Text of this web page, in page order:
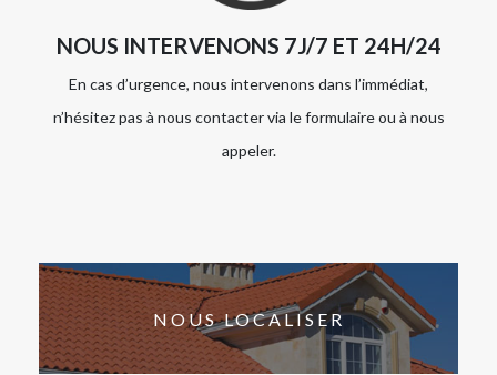
NOUS INTERVENONS 7J/7 ET 24H/24
En cas d’urgence, nous intervenons dans l’immédiat,
n’hésitez pas à nous contacter via le formulaire ou à nous
appeler.
NOUS LOCALISER